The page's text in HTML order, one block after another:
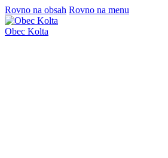
Rovno na obsah Rovno na menu
Obec Kolta